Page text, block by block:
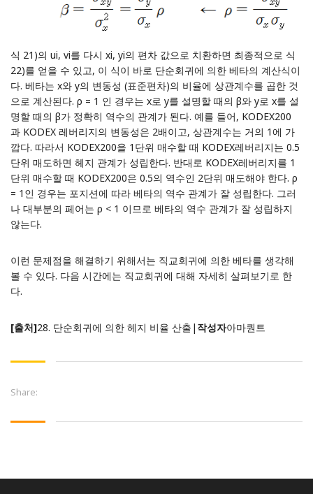
식 21)의 ui, vi를 다시 xi, yi의 편차 값으로 치환하면 최종적으로 식
22)를 얻을 수 있고, 이 식이 바로 단순회귀에 의한 베타의 계산식이
다. 베타는 x와 y의 변동성 (표준편차)의 비율에 상관계수를 곱한 것
으로 계산된다. ρ = 1 인 경우는 x로 y를 설명할 때의 β와 y로 x를 설
명할 때의 β가 정확히 역수의 관계가 된다. 예를 들어, KODEX200
과 KODEX 레버리지의 변동성은 2배이고, 상관계수는 거의 1에 가
깝다. 따라서 KODEX200을 1단위 매수할 때 KODEX레버리지는 0.5
단위 매도하면 헤지 관계가 성립한다. 반대로 KODEX레버리지를 1
단위 매수할 때 KODEX200은 0.5의 역수인 2단위 매도해야 한다. ρ
= 1인 경우는 포지션에 따라 베타의 역수 관계가 잘 성립한다. 그러
나 대부분의 페어는 ρ < 1 이므로 베타의 역수 관계가 잘 성립하지
않는다.
이런 문제점을 해결하기 위해서는 직교회귀에 의한 베타를 생각해
볼 수 있다. 다음 시간에는 직교회귀에 대해 자세히 살펴보기로 한
다.
[출처]28. 단순회귀에 의한 헤지 비율 산출 | 작성자아마퀀트
Share: